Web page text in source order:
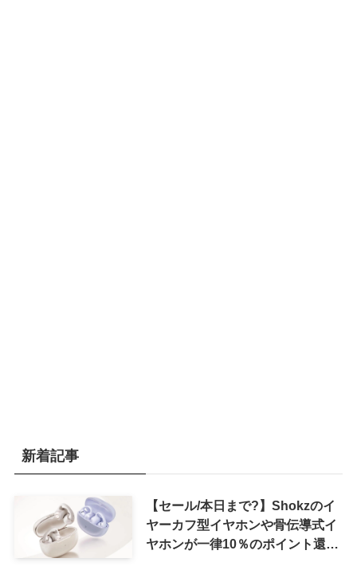
新着記事
【セール/本日まで?】Shokzのイ
ヤーカフ型イヤホンや骨伝導式イ
ヤホンが一律10％のポイント還元